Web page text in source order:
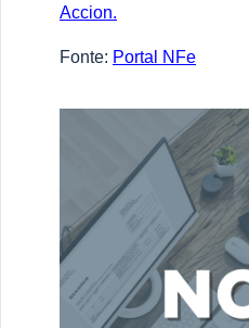
Accion.
Fonte: Portal NFe